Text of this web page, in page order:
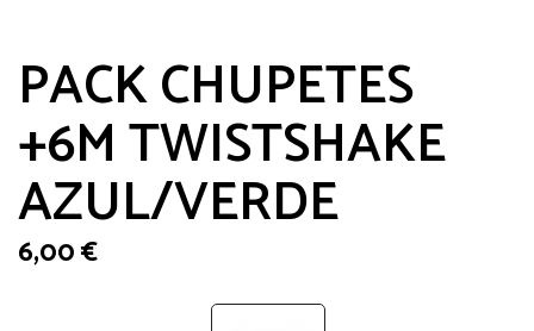
PACK CHUPETES
+6M TWISTSHAKE
AZUL/VERDE
6,00€